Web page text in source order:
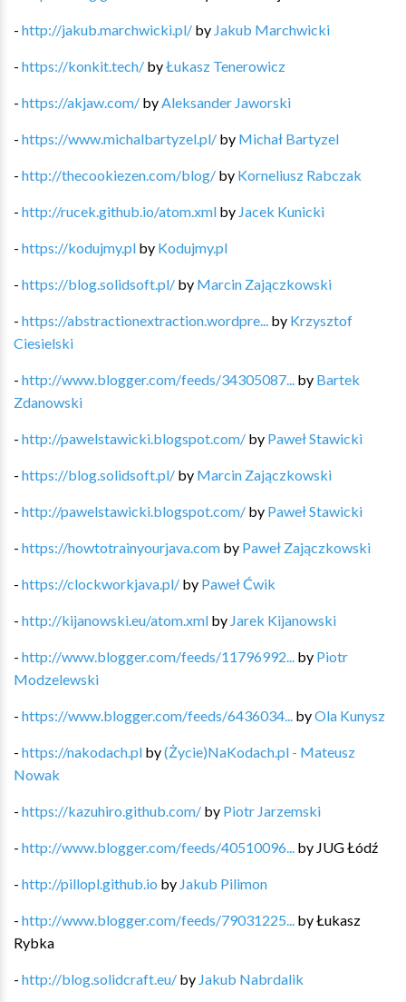
- http://jakub.marchwicki.pl/ by Jakub Marchwicki
- https://konkit.tech/ byŁukasz Tenerowicz
- https://akjaw.com/ by Aleksander Jaworski
- https://www.michalbartyzel.pl/ by Michał Bartyzel
- http://thecookiezen.com/blog/ by Korneliusz Rabczak
- http://rucek.github.io/atom.xml by Jacek Kunicki
- https://kodujmy.pl by Kodujmy.pl
- https://blog.solidsoft.pl/ by Marcin Zajączkowski
- https://abstractionextraction.wordpre... by Krzysztof
Ciesielski
- http://www.blogger.com/feeds/34305087... by Bartek
Zdanowski
- http://pawelstawicki.blogspot.com/ by Paweł Stawicki
- https://blog.solidsoft.pl/ by Marcin Zajączkowski
- http://pawelstawicki.blogspot.com/ by Paweł Stawicki
- https://howtotrainyourjava.com by Paweł Zajączkowski
- https://clockworkjava.pl/ by Paweł Ćwik
- http://kijanowski.eu/atom.xml by Jarek Kijanowski
- http://www.blogger.com/feeds/11796992... by Piotr
Modzelewski
- https://www.blogger.com/feeds/6436034... byOla Kunysz
- https://nakodach.pl by(Życie)NaKodach.pl - Mateusz
Nowak
- https://kazuhiro.github.com/ by Piotr Jarzemski
- http://www.blogger.com/feeds/40510096... by JUG Łódź
- http://pillopl.github.io by Jakub Pilimon
- http://www.blogger.com/feeds/79031225... byŁukasz
Rybka
- http://blog.solidcraft.eu/ by Jakub Nabrdalik